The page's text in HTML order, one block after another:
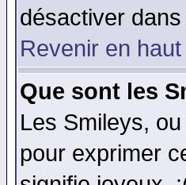
désactiver
Revenir en haut
Que sont les
Les Smileys,
pour exprimer